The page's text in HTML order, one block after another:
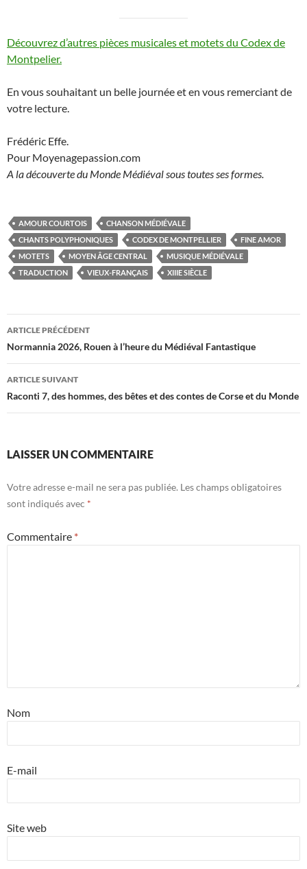
Découvrez d’autres pièces musicales et motets du Codex de
Montpelier.
En vous souhaitant un belle journée et en vous remerciant de
votre lecture.
Frédéric Effe.
Pour Moyenagepassion.com
A la découverte du Monde Médiéval sous toutes ses formes.
AMOUR COURTOIS
CHANSON MÉDIÉVALE
CHANTS POLYPHONIQUES
CODEX DE MONTPELLIER
FINE AMOR
MOTETS
MOYEN ÂGE CENTRAL
MUSIQUE MÉDIÉVALE
TRADUCTION
VIEUX-FRANÇAIS XIIIE SIÈCLE
Navigation
des
articles
ARTICLE PRÉCÉDENT
Normannia 2026, Rouen à l’heure du Médiéval Fantastique
ARTICLE SUIVANT
Raconti 7, des hommes, des bêtes et des contes de Corse et du Monde
LAISSER UN COMMENTAIRE
Votre adresse e-mail ne sera pas publiée. Les champs obligatoires
sont indiqués avec *
Commentaire *
Nom
E-mail
Site web